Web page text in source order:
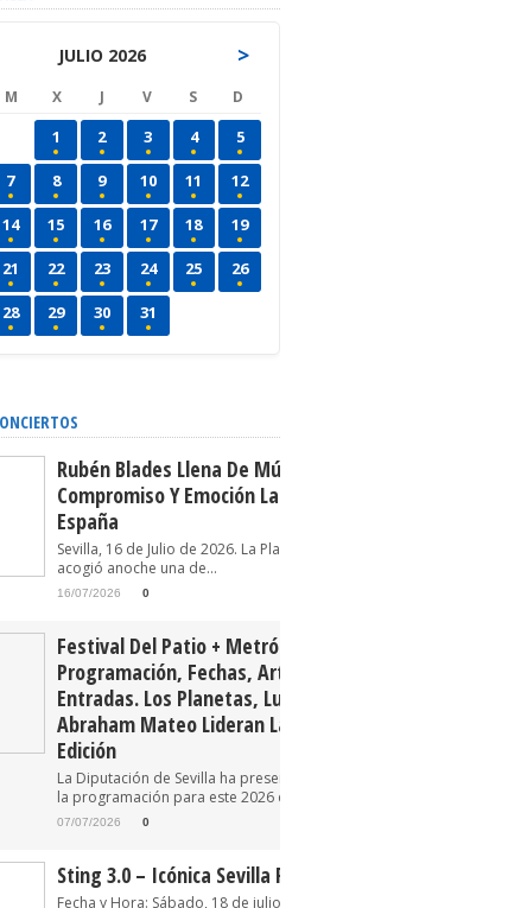
JULIO 2026 >
M X J V S D
1 2 3 4 5
7 8 9 10 11 12
14 15 16 17 18 19
21 22 23 24 25 26
28 29 30 31
Rubén Blades Llena De Música,
Compromiso Y Emoción La Plaza De
España
Sevilla, 16 de Julio de 2026. La Plaza de España
acogió anoche una de...
16/07/2026 0
Festival Del Patio + Metrópolis 2026.
Programación, Fechas, Artistas Y
Entradas. Los Planetas, Luz Casal Y
Abraham Mateo Lideran La Tercera
Edición
La Diputación de Sevilla ha presentado oficialmente
la programación para este 2026 del Festival...
07/07/2026 0
Sting 3.0 – Icónica Sevilla Fest 2026
Fecha y Hora: Sábado, 18 de julio de 2026 22:30